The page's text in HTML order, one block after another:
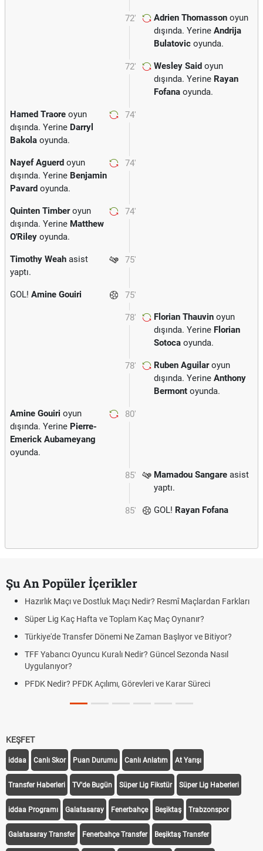
72' Adrien Thomasson oyun
dışında. Yerine Andrija
Bulatovic oyunda.
72' Wesley Said oyun
dışında. Yerine Rayan
Fofana oyunda.
74'
Hamed Traore oyun
dışında. Yerine Darryl
Bakola oyunda.
74'
Nayef Aguerd oyun
dışında. Yerine Benjamin
Pavard oyunda.
74'
Quinten Timberoyun
dışında. Yerine Matthew
O'Riley oyunda.
75'
Timothy Weah asist
yaptı.
75'
GOL! Amine Gouiri
78' Florian Thauvin oyun
dışında. Yerine Florian
Sotoca oyunda.
78' Ruben Aguilaroyun
dışında. Yerine Anthony
Bermont oyunda.
80'
Amine Gouiri oyun
dışında. Yerine Pierre-
Emerick Aubameyang
oyunda.
85' Mamadou Sangare asist
yaptı.
85' GOL! Rayan Fofana
Şu An Popüler İçerikler
Hazırlık Maçı ve Dostluk Maçı Nedir? Resmî Maçlardan Farkları
Süper Lig Kaç Hafta ve Toplam Kaç Maç Oynanır?
Türkiye'de Transfer Dönemi Ne Zaman Başlıyor ve Bitiyor?
TFF Yabancı Oyuncu Kuralı Nedir? Güncel Sezonda Nasıl
Uygulanıyor?
PFDK Nedir? PFDK Açılımı, Görevleri ve Karar Süreci
KEŞFET
iddaa Canlı Skor Puan Durumu Canlı Anlatım At Yarışı
Transfer Haberleri TV'de Bugün Süper Lig Fikstür Süper Lig Haberleri
iddaa Programı Galatasaray Fenerbahçe Beşiktaş Trabzonspor
Galatasaray Transfer Fenerbahçe Transfer Beşiktaş Transfer